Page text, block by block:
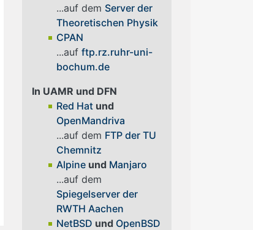
...auf dem Server der
Theoretischen Physik
CPAN
...auf ftp.rz.ruhr-uni-
bochum.de
In UAMR und DFN
Red Hatund
OpenMandriva
...auf dem FTP der TU
Chemnitz
Alpineund Manjaro
...auf dem
Spiegelserver der
RWTH Aachen
NetBSD und OpenBSD